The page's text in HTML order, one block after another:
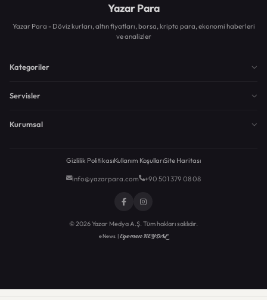
Yazar Para
Yazar Para - Döviz kurları, altın fiyatları, borsa, kripto para, ekonomi haberleri
ve analizler
Kategoriler
Servisler
Kurumsal
Gizlilik PolitikasıKullanım KoşullarıSite Haritası
info@yazarpara.com +90 501 379 08 08
© 2026 Yazar Medya A.Ş. Tüm hakları saklıdır.
eNews |Egemen KEYDAL